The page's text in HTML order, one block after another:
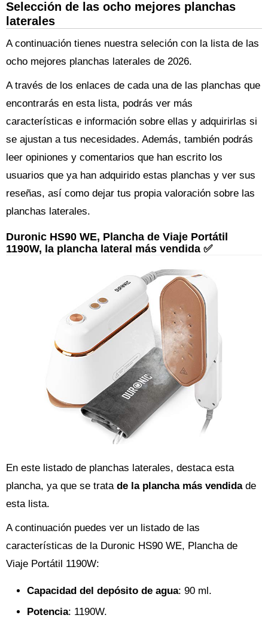
Selección de las ocho mejores planchas
laterales
A continuación tienes nuestra seleción con la lista de las
ocho mejores planchas laterales de 2026.
A través de los enlaces de cada una de las planchas que
encontrarás en esta lista, podrás ver más
características e información sobre ellas y adquirirlas si
se ajustan a tus necesidades. Además, también podrás
leer opiniones y comentarios que han escrito los
usuarios que ya han adquirido estas planchas y ver sus
reseñas, así como dejar tus propia valoración sobre las
planchas laterales.
Duronic HS90 WE, Plancha de Viaje Portátil
1190W, la plancha lateral más vendida ✅
En este listado de planchas laterales, destaca esta
plancha, ya que se trata de la plancha más vendidade
esta lista.
A continuación puedes ver un listado de las
características de la Duronic HS90 WE, Plancha de
Viaje Portátil 1190W:
Capacidad del depósito de agua: 90 ml.
Potencia: 1190W.